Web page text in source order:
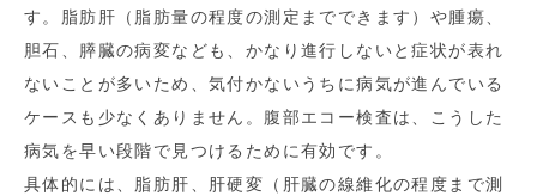
す。脂肪肝（脂肪量の程度の測定までできます）や腫瘍、
胆石、膵臓の病変なども、かなり進行しないと症状が表れ
ないことが多いため、気付かないうちに病気が進んでいる
ケースも少なくありません。腹部エコー検査は、こうした
病気を早い段階で見つけるために有効です。
具体的には、脂肪肝、肝硬変（肝臓の線維化の程度まで測